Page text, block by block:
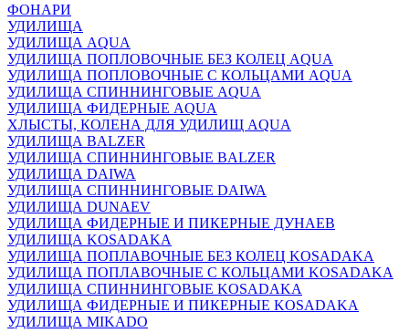
ФОНАРИ
УДИЛИЩА
УДИЛИЩА AQUA
УДИЛИЩА ПОПЛОВОЧНЫЕ БЕЗ КОЛЕЦ AQUA
УДИЛИЩА ПОПЛОВОЧНЫЕ С КОЛЬЦАМИ AQUA
УДИЛИЩА СПИННИНГОВЫЕ AQUA
УДИЛИЩА ФИДЕРНЫЕ AQUA
ХЛЫСТЫ, КОЛЕНА ДЛЯ УДИЛИЩ AQUA
УДИЛИЩА BALZER
УДИЛИЩА СПИННИНГОВЫЕ BALZER
УДИЛИЩА DAIWA
УДИЛИЩА СПИННИНГОВЫЕ DAIWA
УДИЛИЩА DUNAEV
УДИЛИЩА ФИДЕРНЫЕ И ПИКЕРНЫЕ ДУНАЕВ
УДИЛИЩА KOSADAKA
УДИЛИЩА ПОПЛАВОЧНЫЕ БЕЗ КОЛЕЦ KOSADAKA
УДИЛИЩА ПОПЛАВОЧНЫЕ С КОЛЬЦАМИ KOSADAKA
УДИЛИЩА СПИННИНГОВЫЕ KOSADAKA
УДИЛИЩА ФИДЕРНЫЕ И ПИКЕРНЫЕ KOSADAKA
УДИЛИЩА MIKADO